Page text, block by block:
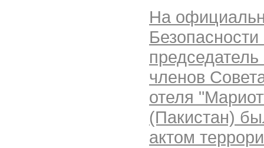
На
членов
отеля
(Пакистан)
актом